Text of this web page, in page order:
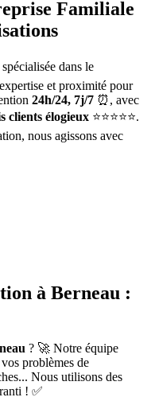
Familiale
dans le
et proximité pour
24h/24, 7j/7 ⏰, avec
clients élogieux ⭐⭐⭐⭐⭐.
nous agissons avec
à Berneau :
? 🚀 Notre équipe
problèmes de
Nous utilisons des
! ✅